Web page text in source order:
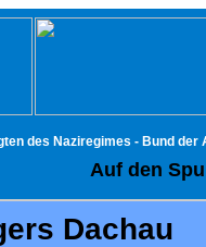
des Naziregimes - Bund
Auf den
Dachau